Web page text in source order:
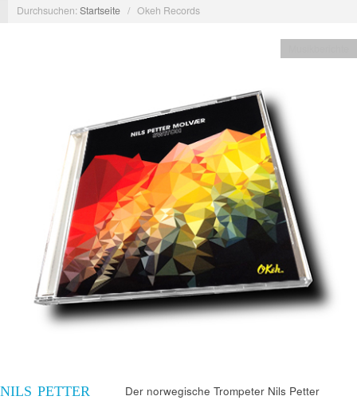
Durchsuchen:Startseite / Okeh Records
NILS PETTER
Der norwegische Trompeter Nils Petter